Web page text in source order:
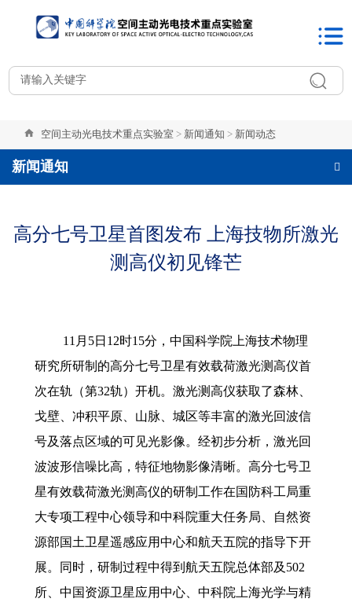
空间主动光电技术重点实验室 > 新闻通知 > 新闻动态
新闻通知
高分七号卫星首图发布 上海技物所激光
测高仪初见锋芒
11月5日12时15分，中国科学院上海技术物理
研究所研制的高分七号卫星有效载荷激光测高仪首
次在轨（第32轨）开机。激光测高仪获取了森林、
戈壁、冲积平原、山脉、城区等丰富的激光回波信
号及落点区域的可见光影像。经初步分析，激光回
波波形信噪比高，特征地物影像清晰。高分七号卫
星有效载荷激光测高仪的研制工作在国防科工局重
大专项工程中心领导和中科院重大任务局、自然资
源部国土卫星遥感应用中心和航天五院的指导下开
展。同时，研制过程中得到航天五院总体部及502
所、中国资源卫星应用中心、中科院上海光学与精